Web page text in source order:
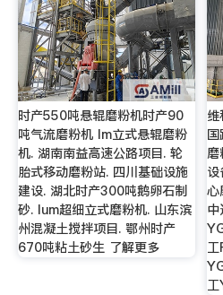
时产550吨悬辊磨粉机时产90
吨气流磨粉机 lm立式悬辊磨粉
机. 湖南南益高速公路项目. 轮
胎式移动磨粉站. 四川基础设施
建设. 湖北时产300吨鹅卵石制
砂. lum超细立式磨粉机. 山东滨
州混凝土搅拌项目. 鄂州时产
670吨粘土砂生 了解更多
心